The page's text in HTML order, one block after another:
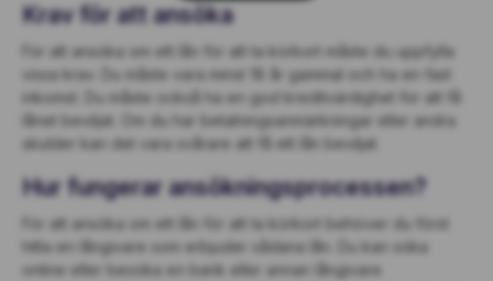
Krav för att ansöka
För att ansöka om ett lån för att ta körkort måste du uppfylla
vissa krav. Du måste vara minst 18 år gammal och ha en fast
inkomst. Du måste också ha en god kreditvärdighet för att få
lånet beviljat. Om du har betalningsanmärkningar eller andra
skulder kan det vara svårare att få ett lån beviljat.
Hur fungerar ansökningsprocessen?
För att ansöka om ett lån för att ta körkort behöver du först
hitta en långivare som erbjuder sådana lån. Du kan söka
online eller besöka en bank eller annan långivare